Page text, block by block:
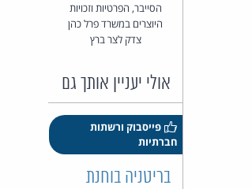
הסייבר, הפרטיות וזכויות
היוצרים במשרד פרל כהן
צדק לצר ברץ
אולי יעניין אותך גם
פייסבוק ורשתות
חברתיות
בריטניה בוחנת